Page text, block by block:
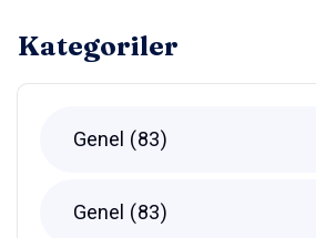
Kategoriler
Genel 83
Genel 83